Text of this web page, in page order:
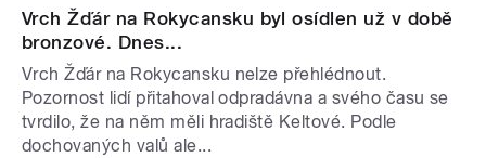
Vrch Žďár na Rokycansku byl osídlen už v době
bronzové. Dnes...
Vrch Žďár na Rokycansku nelze přehlédnout.
Pozornost lidí přitahoval odpradávna a svého času se
tvrdilo, že na něm měli hradiště Keltové. Podle
dochovaných valů ale...